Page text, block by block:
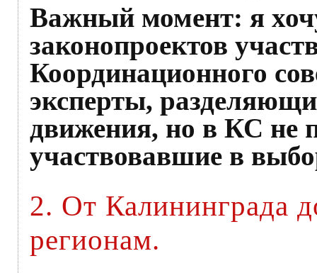
Важный момент: я
законопроектов
Координационного
эксперты,
движения, но в КС не
участвовавшие в
2. От Калининграда
регионам.